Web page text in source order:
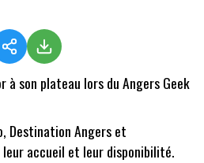
à son plateau lors du Angers Geek
Destination Angers et
leur accueil et leur disponibilité.